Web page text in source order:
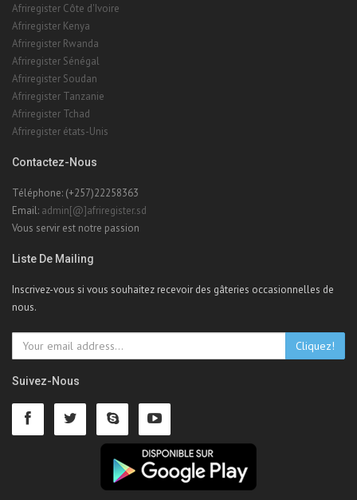
Afriregister Côte d'Ivoire
Afriregister Kenya
Afriregister Rwanda
Afriregister Sénégal
Afriregister Soudan
Afriregister Tanzanie
Afriregister Tchad
Afriregister états-Unis
Contactez-Nous
Téléphone: (+257)22258363
Email: admin[@]afriregister.sd
Vous servir est notre passion
Liste De Mailing
Inscrivez-vous si vous souhaitez recevoir des gâteries occasionnelles de
nous.
Cliquez!
Suivez-Nous